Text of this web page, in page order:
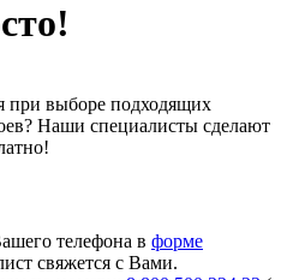
при выборе подходящих
Наши специалисты сделают
телефона в форме
свяжется с Вами.